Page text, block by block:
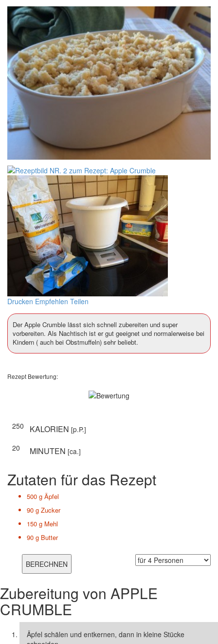
Drucken Empfehlen Teilen
Der Apple Crumble lässt sich schnell zubereiten und super
vorbereiten. Als Nachtisch ist er gut geeignet und normalerweise bei
Kindern ( auch bei Obstmuffeln) sehr beliebt.
Rezept Bewertung:
250 KALORIEN [p.P.]
20
MINUTEN [ca.]
Zutaten für das Rezept
500 g Äpfel
90 g Zucker
150 g Mehl
90 g Butter
Zubereitung von APPLE
CRUMBLE
Äpfel schälen und entkernen, dann in kleine Stücke